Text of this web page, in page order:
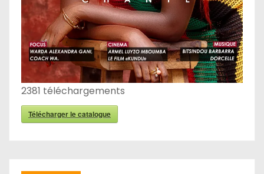
2381 téléchargements
Télécharger le catalogue